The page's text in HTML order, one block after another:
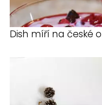
Dish míří na české